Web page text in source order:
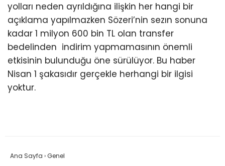
yolları neden ayrıldığına ilişkin her hangi bir
açıklama yapılmazken Sözeri’nin sezın sonuna
kadar 1 milyon 600 bin TL olan transfer
bedelinden indirim yapmamasının önemli
etkisinin bulunduğu öne sürülüyor. Bu haber
Nisan 1 şakasıdır gerçekle herhangi bir ilgisi
yoktur.
Ana Sayfa ›Genel